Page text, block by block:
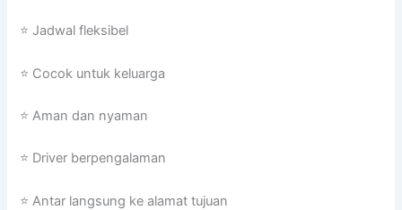
⭐ Jadwal fleksibel
⭐ Cocok untuk keluarga
⭐ Aman dan nyaman
⭐ Driver berpengalaman
⭐ Antar langsung ke alamat tujuan